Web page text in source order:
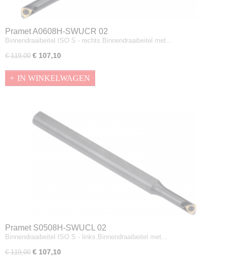
Pramet A0608H-SWUCR 02
Binnendraaibeitel ISO S - rechts.Binnendraaibeitel met…
€ 119,00 € 107,10
IN WINKELWAGEN
Pramet S0508H-SWUCL 02
Binnendraaibeitel ISO S - links.Binnendraaibeitel met…
€ 119,00 € 107,10